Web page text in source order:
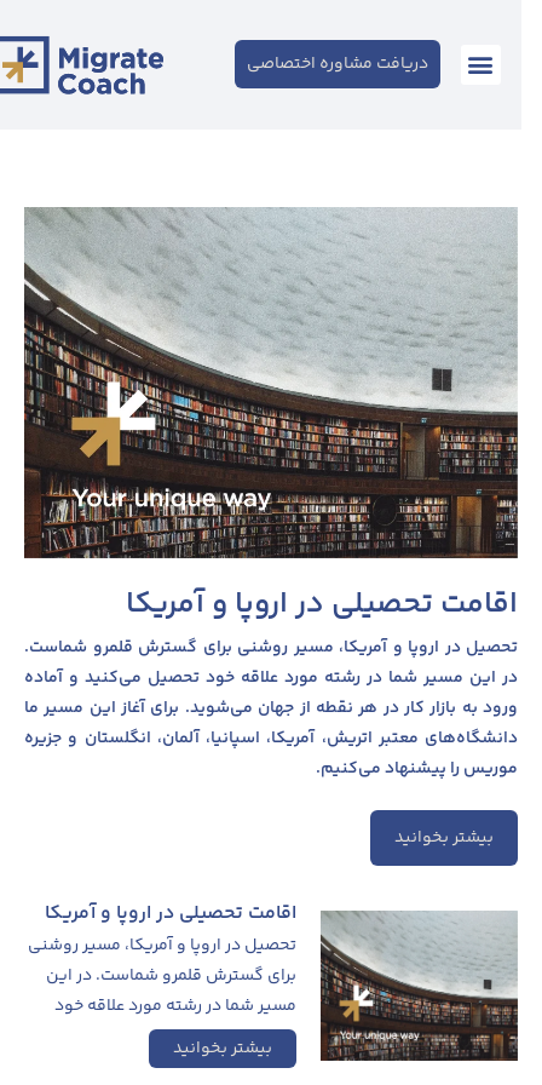
دریافت مشاوره اختصاصی
اقامت تحصیلی در اروپا و آمریکا
تحصیل در اروپا و آمریکا، مسیر روشنی برای گسترش قلمرو شماست.
در این مسیر شما در رشته مورد علاقه خود تحصیل می‌کنید و آماده
ورود به بازار کار در هر نقطه از جهان می‌شوید. برای آغاز این مسیر ما
دانشگاه‌های معتبر اتریش، آمریکا، اسپانیا، آلمان، انگلستان و جزیره
موریس را پیشنهاد می‌کنیم.
بیشتر بخوانید
اقامت تحصیلی در اروپا و آمریکا
تحصیل در اروپا و آمریکا، مسیر روشنی
برای گسترش قلمرو شماست. در این
مسیر شما در رشته مورد علاقه خود
تحصیل می‌کنید و آماده ورود به بازار
کار در هر نقطه از جهان می‌شوید. برای
بیشتر بخوانید